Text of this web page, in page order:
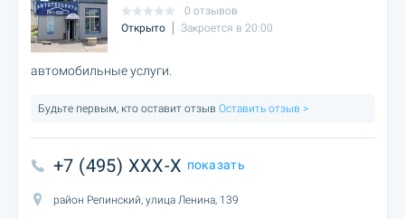
0 отзывов
Открыто
Закроется в 20:00
автомобильные услуги.
Будьте первым, кто оставит отзыв Оставить отзыв >
+7 (495) XXX-X показать
район Репинский, улица Ленина, 139